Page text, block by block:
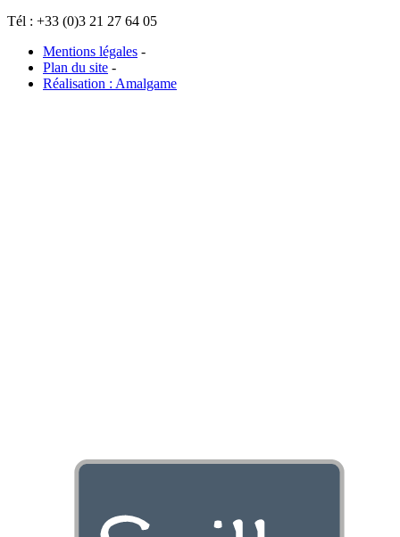
Tél : +33 (0)3 21 27 64 05
Mentions légales -
Plan du site -
Réalisation : Amalgame